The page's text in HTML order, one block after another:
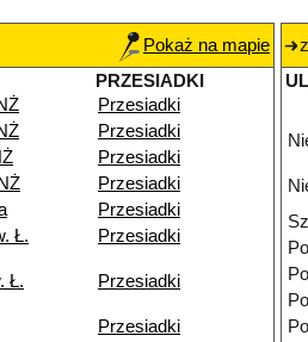
Pokaż na mapie
PRZESIADKI
Przesiadki
Przesiadki
Przesiadki
Przesiadki
Przesiadki
Ł.
Przesiadki
Ł.
Przesiadki
Przesiadki